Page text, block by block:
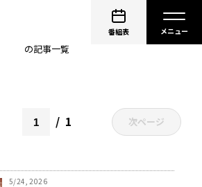
番組表
の記事一覧
1 次ページ
5/24, 2026